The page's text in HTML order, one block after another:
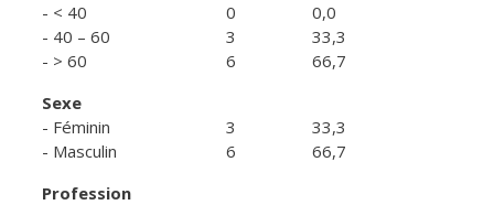
- < 40
- 40 – 60
- > 60
0
3
6
0,0
33,3
66,7
Sexe
- Féminin
- Masculin
3
6
33,3
66,7
Profession